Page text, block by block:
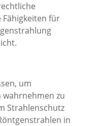
für
um
zu
Strahlenschutz
in